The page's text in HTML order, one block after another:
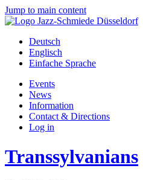
Jump to main content
Deutsch
Englisch
Einfache Sprache
Events
News
Information
Contact & Directions
Log in
Transsylvanians